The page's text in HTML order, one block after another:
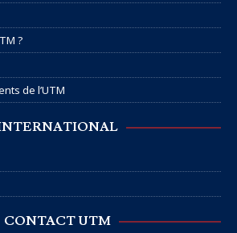
?
de l’UTM
CONTACT UTM